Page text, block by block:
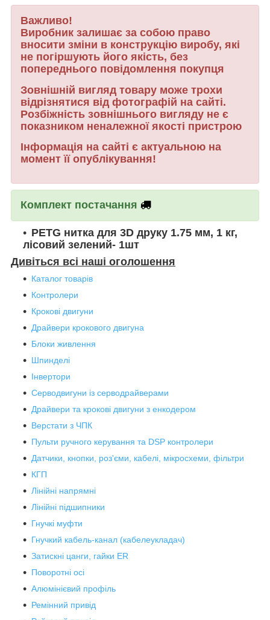
Важливо!
Виробник залишає за собою право
вносити зміни в конструкцію виробу, які
не погіршують його якість, без
попереднього повідомлення покупця
Зовнішній вигляд товару може трохи
відрізнятися від фотографій на сайті.
Розбіжність зовнішнього вигляду не є
показником неналежної якості пристрою
Інформація на сайті є актуальною на
момент її опублікування!
Комплект постачання
PETG нитка для 3D друку 1.75 мм, 1 кг,
лісовий зелений- 1шт
Дивіться всі наші оголошення
Каталог товарів
Контролери
Крокові двигуни
Драйвери крокового двигуна
Блоки живлення
Шпинделі
Інвертори
Серводвигуни із серводрайверами
Драйвери та крокові двигуни з енкодером
Верстати з ЧПК
Пульти ручного керування та DSP контролери
Датчики, кнопки, роз'єми, кабелі, мікросхеми, фільтри
КГП
Лінійні напрямні
Лінійні підшипники
Гнучкі муфти
Гнучкий кабель-канал (кабелеукладач)
Затискні цанги, гайки ER
Поворотні осі
Алюмінієвий профіль
Ремінний привід